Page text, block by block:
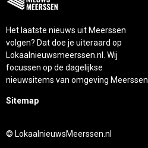
Het laatste nieuws uit Meerssen
volgen? Dat doe je uiteraard op
Lokaalnieuwsmeerssen.nl. Wij
focussen op de dagelijkse
nieuwsitems van omgeving Meerssen.
Sitemap
© LokaalnieuwsMeerssen.nl